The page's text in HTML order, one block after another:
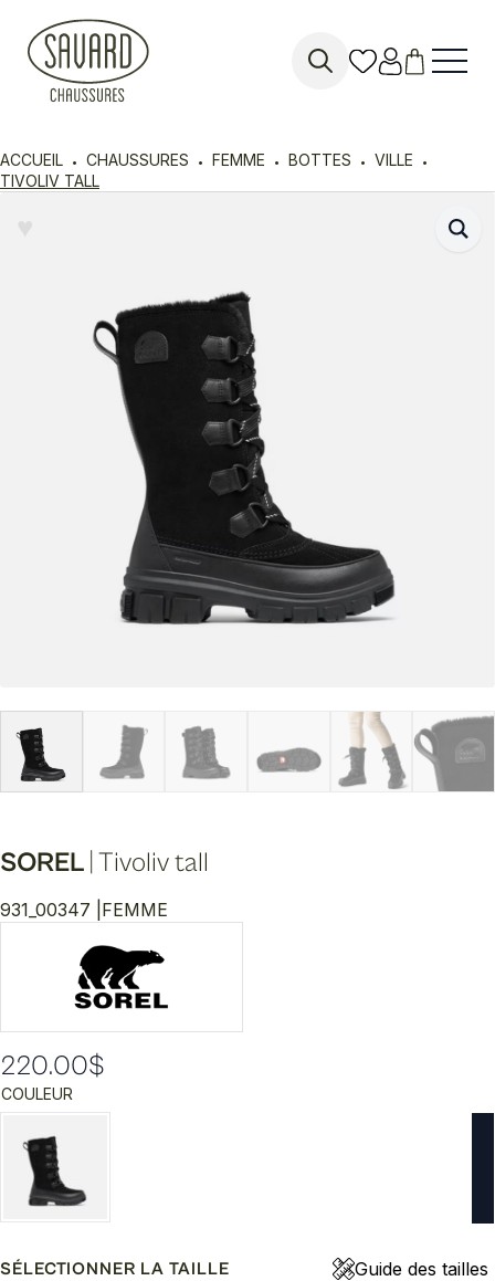
ACCUEIL CHAUSSURES FEMME BOTTES
VILLE
TIVOLIV TALL
SOREL Tivoliv tall
931_00347 | FEMME
220.00$
COULEUR
SÉLECTIONNER LA TAILLE Guide des tailles